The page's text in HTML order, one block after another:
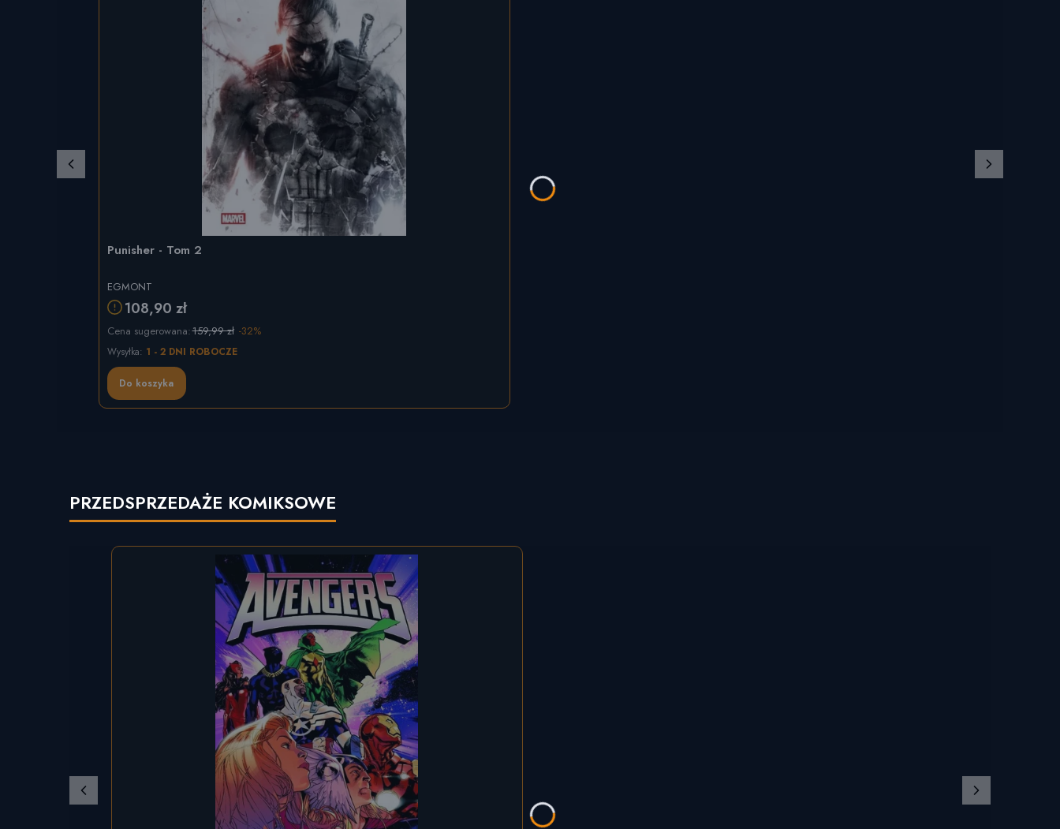
Punisher - Tom 2
EGMONT
108,90 zł
Cena sugerowana:159,99 zł -32%
Do koszyka
Wysyłka: 1 - 2 DNI ROBOCZE
PRZEDSPRZEDAŻE KOMIKSOWE